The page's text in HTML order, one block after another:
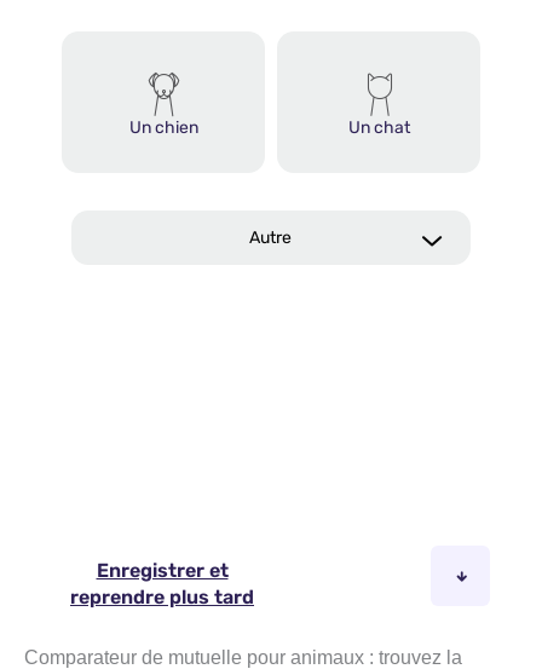
Comparateur de mutuelle pour animaux : trouvez la